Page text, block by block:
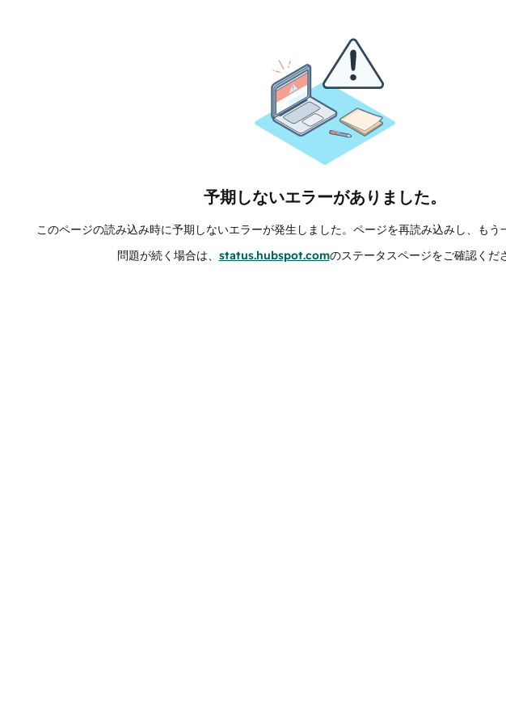
予期しないエラーがありました。
このページの読み込み時に予期しないエラーが発生しました。ページを再読み込みし、もう
問題が続く場合は、 status.hubspot.comのステータスページをご確認くだ